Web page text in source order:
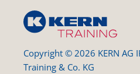
Copyright © 2026 KERN AG
Training & Co. KG